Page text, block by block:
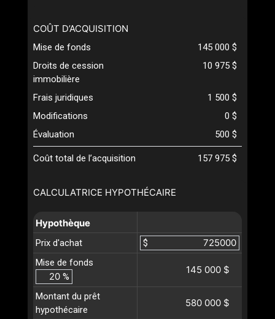
CALCULATRICE HYPOTHÉCAIRE
Hypothèque
Prix d'achat
$
Mise de fonds
%
145 000 $
Montant du prêt
hypothécaire
580 000 $
COÛT D’ACQUISITION
Mise de fonds
145 000 $
Droits de cession
immobilière
10 975 $
Frais juridiques
1 500 $
Modifications
0 $
Évaluation
500 $
Coût total de l’acquisition 157 975 $